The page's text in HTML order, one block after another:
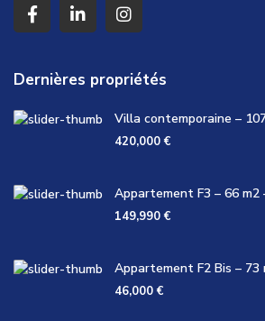
Dernières propriétés
Villa contemporaine –
420,000 €
Appartement F3 – 66 m2
149,990 €
Appartement F2 Bis – 73
46,000 €